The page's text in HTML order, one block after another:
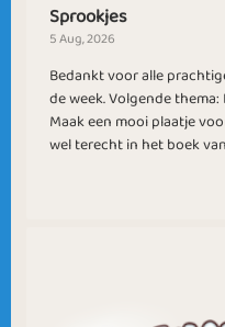
Autumn Fashion
Sprookjes
5 Aug, 2026
Bedankt voor alle
de week. Volgende
Maak een mooi plaatje
wel terecht in het boek